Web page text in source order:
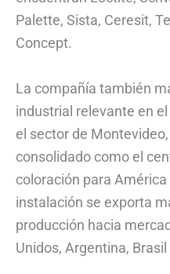
Palette, Sista, Ceresit,
Concept.
La compañía también
industrial relevante en
el sector de
consolidado como el
coloración para
instalación se exporta
producción hacia
Unidos, Argentina,